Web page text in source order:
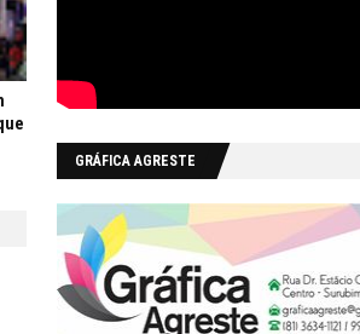
GRÁFICA AGRESTE